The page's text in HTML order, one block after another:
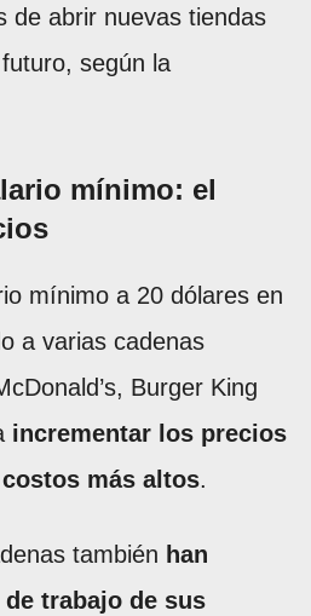
de abrir nuevas tiendas
según la
mínimo: el
mínimo a 20 dólares en
a varias cadenas
Burger King
incrementar los precios
más altos.
también han
trabajo de sus